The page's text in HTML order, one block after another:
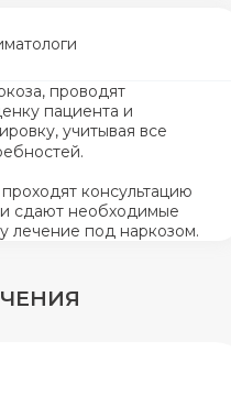
проводят
пациента и
учитывая все
консультацию
и сдают необходимые
лечение под наркозом.